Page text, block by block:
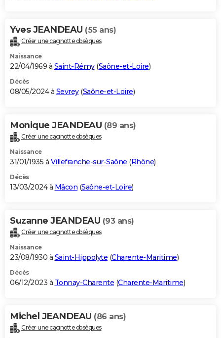
Yves JEANDEAU (55 ans)
Créer une cagnotte obsèques
Naissance
22/04/1969 à Saint-Rémy(Saône-et-Loire)
Décès
08/05/2024 à Sevrey(Saône-et-Loire)
Monique JEANDEAU (89 ans)
Créer une cagnotte obsèques
Naissance
31/01/1935 à Villefranche-sur-Saône (Rhône)
Décès
13/03/2024 à Mâcon (Saône-et-Loire)
Suzanne JEANDEAU (93 ans)
Créer une cagnotte obsèques
Naissance
23/08/1930 à Saint-Hippolyte (Charente-Maritime)
Décès
06/12/2023 à Tonnay-Charente (Charente-Maritime)
Michel JEANDEAU (86 ans)
Créer une cagnotte obsèques